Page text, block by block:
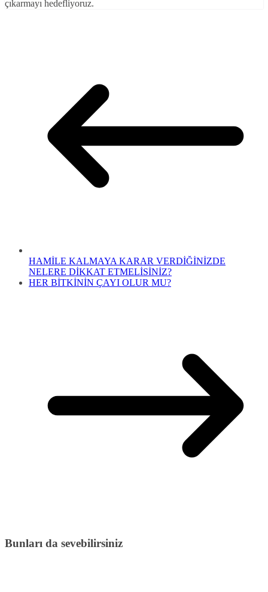
çıkarmayı hedefliyoruz.
HAMİLE KALMAYA KARAR VERDİĞİNİZDE
NELERE DİKKAT ETMELİSİNİZ?
HER BİTKİNİN ÇAYI OLUR MU?
Bunları da sevebilirsiniz